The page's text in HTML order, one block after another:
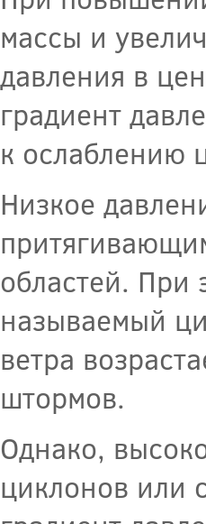
массы и
давления в
градиент
к ослаблению
Низкое
областей. При
называемый
ветра
штормов.
Однако,
циклонов или